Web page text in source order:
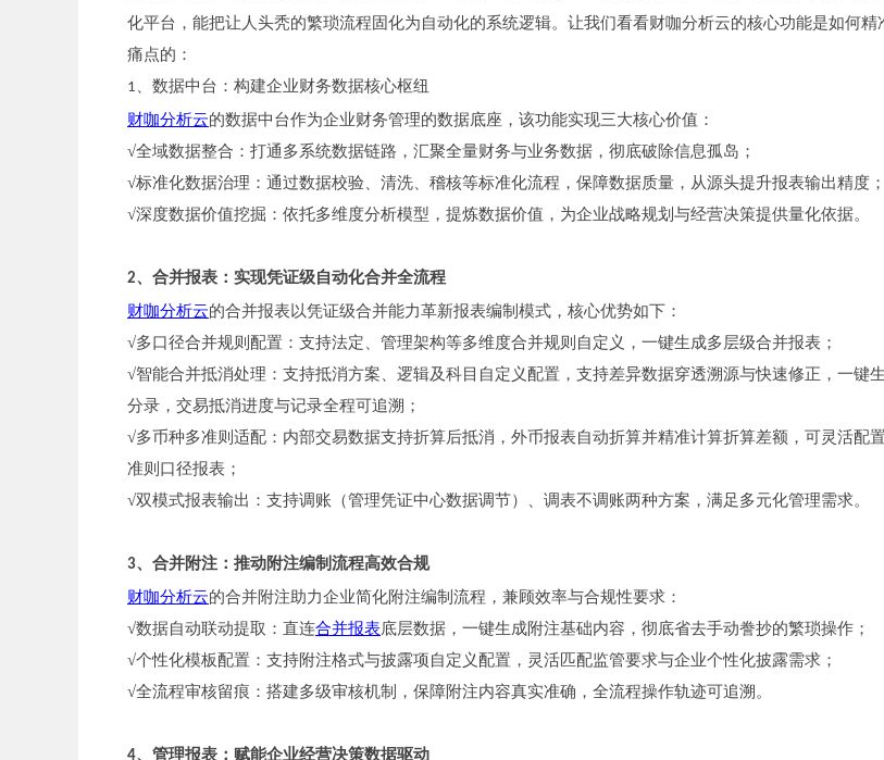
化平台，能把让人头秃的繁琐流程固化为自动化的系统逻辑。让我们看看财咖分析云的核心功能是如何精
痛点的：
1 、数据中台：构建企业财务数据核心枢纽
财咖分析云的数据中台作为企业财务管理的数据底座，该功能实现三大核心价值：
√全域数据整合：打通多系统数据链路，汇聚全量财务与业务数据，彻底破除信息孤岛；
√标准化数据治理：通过数据校验、清洗、稽核等标准化流程，保障数据质量，从源头提升报表输出精度；
√深度数据价值挖掘：依托多维度分析模型，提炼数据价值，为企业战略规划与经营决策提供量化依据。
2、合并报表：实现凭证级自动化合并全流程
财咖分析云的合并报表以凭证级合并能力革新报表编制模式，核心优势如下：
√多口径合并规则配置：支持法定、管理架构等多维度合并规则自定义，一键生成多层级合并报表；
√智能合并抵消处理：支持抵消方案、逻辑及科目自定义配置，支持差异数据穿透溯源与快速修正，一键
分录，交易抵消进度与记录全程可追溯；
√多币种多准则适配：内部交易数据支持折算后抵消，外币报表自动折算并精准计算折算差额，可灵活配
准则口径报表；
√双模式报表输出：支持调账（管理凭证中心数据调节）、调表不调账两种方案，满足多元化管理需求。
3、合并附注：推动附注编制流程高效合规
财咖分析云的合并附注助力企业简化附注编制流程，兼顾效率与合规性要求：
√数据自动联动提取：直连合并报表底层数据，一键生成附注基础内容，彻底省去手动誊抄的繁琐操作；
√个性化模板配置：支持附注格式与披露项自定义配置，灵活匹配监管要求与企业个性化披露需求；
√全流程审核留痕：搭建多级审核机制，保障附注内容真实准确，全流程操作轨迹可追溯。
4、管理报表：赋能企业经营决策数据驱动